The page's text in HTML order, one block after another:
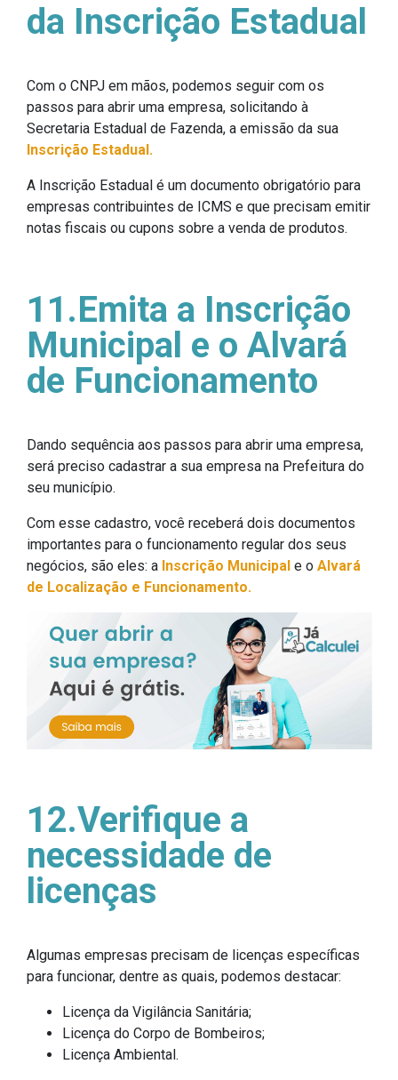
da Inscrição Estadual
Com o CNPJ em mãos, podemos seguir com os
passos para abrir uma empresa, solicitando à
Secretaria Estadual de Fazenda, a emissão da sua
Inscrição Estadual.
A Inscrição Estadual é um documento obrigatório para
empresas contribuintes de ICMS e que precisam emitir
notas fiscais ou cupons sobre a venda de produtos.
11.Emita a Inscrição
Municipal e o Alvará
de Funcionamento
Dando sequência aos passos para abrir uma empresa,
será preciso cadastrar a sua empresa na Prefeitura do
seu município.
Com esse cadastro, você receberá dois documentos
importantes para o funcionamento regular dos seus
negócios, são eles: a Inscrição Municipal e o Alvará
de Localização e Funcionamento.
12.Verifique a
necessidade de
licenças
Algumas empresas precisam de licenças específicas
para funcionar, dentre as quais, podemos destacar:
Licença da Vigilância Sanitária;
Licença do Corpo de Bombeiros;
Licença Ambiental.